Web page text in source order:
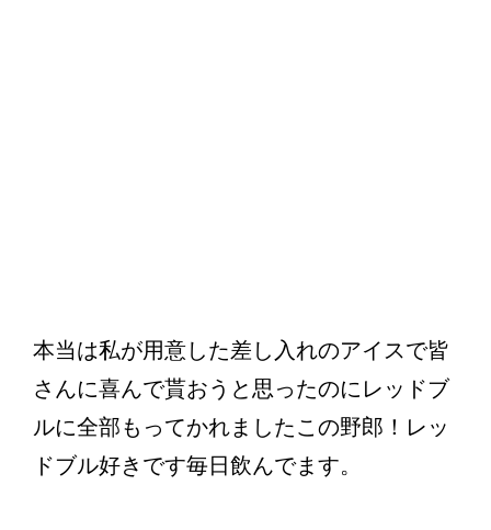
本当は私が用意した差し入れのアイスで皆
さんに喜んで貰おうと思ったのにレッドブ
ルに全部もってかれましたこの野郎！レッ
ドブル好きです毎日飲んでます。